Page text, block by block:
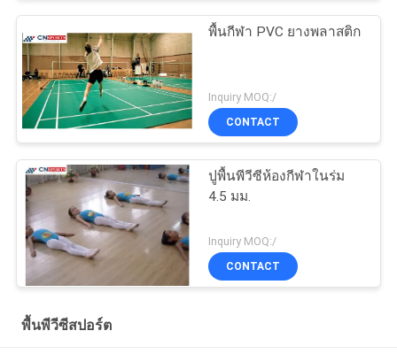
พื้นกีฬา PVC ยางพลาสติก
Inquiry MOQ:/
CONTACT
ปูพื้นพีวีซีห้องกีฬาในร่ม
4.5 มม.
Inquiry MOQ:/
CONTACT
พื้นพีวีซีสปอร์ต